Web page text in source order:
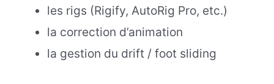
les rigs (Rigify, AutoRig Pro, etc.)
la correction d’animation
la gestion du drift / foot sliding